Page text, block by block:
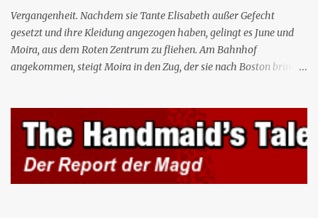
Gelegenheit, mit Castillo unter vier Augen zu sprechen, ...
Vergangenheit. Nachdem sie Tante Elisabeth außer Gefecht
gesetzt und ihre Kleidung angezogen haben, gelingt es June und
Moira, aus dem Roten Zentrum zu fliehen. Am Bahnhof
angekommen, steigt Moira in den Zug, der sie nach Boston bringen
Elisabeth sie mit der Peitsche bestraft. Gegenwart. June ist seit
dreizehn Tagen in ihrem Zimmer eingesperrt und entdeckt im
Kleiderschrank die Inschrift „Nolite te bastardes carborundorum”,
die wahrscheinlich von der Magd Difred hinterlassen wurde, die
vor ihr dort war. In Erwartung der Zeremonie bringt Serena June